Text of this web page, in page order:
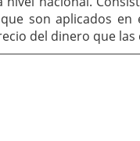
son aplicados
del dinero que